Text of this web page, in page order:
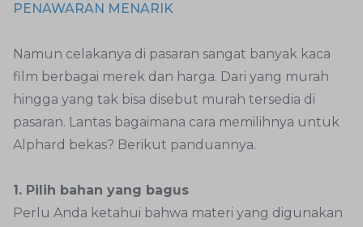
PENAWARAN MENARIK
Namun celakanya di pasaran sangat banyak kaca
film berbagai merek dan harga. Dari yang murah
hingga yang tak bisa disebut murah tersedia di
pasaran. Lantas bagaimana cara memilihnya untuk
Alphard bekas? Berikut panduannya.
1. Pilih bahan yang bagus
Perlu Anda ketahui bahwa materi yang digunakan